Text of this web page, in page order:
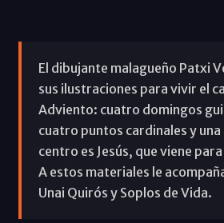
El dibujante malagueño Patxi
sus ilustraciones para vivir el
Adviento: cuatro domingos
cuatro puntos cardinales y
centro es Jesús, que viene
A estos materiales le
Unai Quirós y Soplos de Vida.